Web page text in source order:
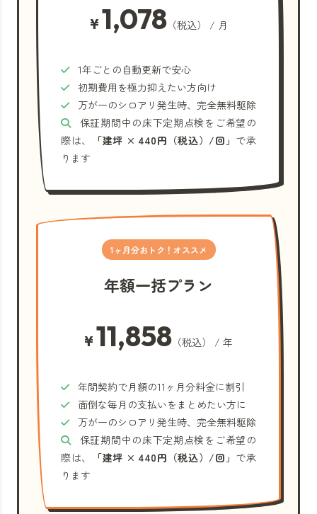
¥1,078（税込） / 月
1年ごとの自動更新で安心
初期費用を極力抑えたい方向け
万が一のシロアリ発生時、完全無料駆除
保証期間中の床下定期点検をご希望の
際は、
「建坪 × 440円（税込）/回」 で承
ります
1ヶ月分おトク！オススメ
年額一括プラン
¥11,858 （税込） / 年
年間契約で月額の11ヶ月分料金に割引
面倒な毎月の支払いをまとめたい方に
万が一のシロアリ発生時、完全無料駆除
保証期間中の床下定期点検をご希望の
際は、
「建坪 × 440円（税込）/回」 で承
ります